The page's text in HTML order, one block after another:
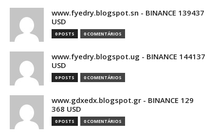
www.fyedry.blogspot.sn - BINANCE 139437
USD
0 POSTS 0 COMENTÁRIOS
www.fyedry.blogspot.ug - BINANCE 144137
USD
0 POSTS 0 COMENTÁRIOS
www.gdxedx.blogspot.gr - BINANCE 129
368 USD
0 POSTS 0 COMENTÁRIOS